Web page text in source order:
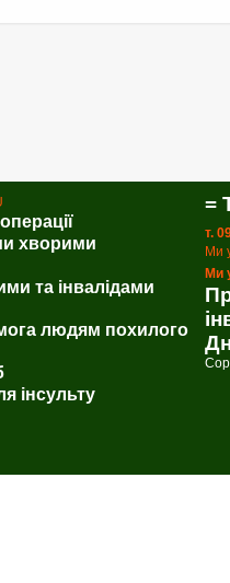
хворими
та інвалідами
людям похилого
інсульту
=
т.
Ми
Ми